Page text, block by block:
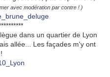
avec modération par contre ! )
dans un quartier de Lyon
allée... Les façades m'y ont